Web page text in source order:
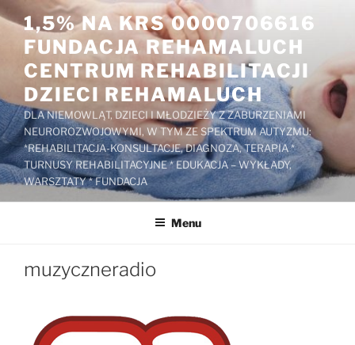
Przejdź
do
treści
1,5% NA KRS 0000706616
FUNDACJA REHAMALUCH
CENTRUM REHABILITACJI
DZIECI REHAMALUCH
DLA NIEMOWLĄT, DZIECI I MŁODZIEŻY Z ZABURZENIAMI
NEUROROZWOJOWYMI, W TYM ZE SPEKTRUM AUTYZMU:
*REHABILITACJA-KONSULTACJE, DIAGNOZA, TERAPIA *
TURNUSY REHABILITACYJNE * EDUKACJA – WYKŁADY,
WARSZTATY * FUNDACJA
Menu
muzyczneradio